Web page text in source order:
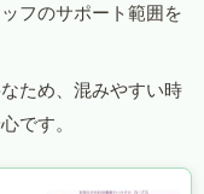
フのサポート範囲を
ため、混みやすい時
です。